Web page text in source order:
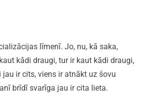
līmenī. Jo, nu, kā saka,
kādi draugi, tur ir kaut kādi draugi,
jau ir cits, viens ir atnākt uz šovu
brīdī svarīga jau ir cita lieta.